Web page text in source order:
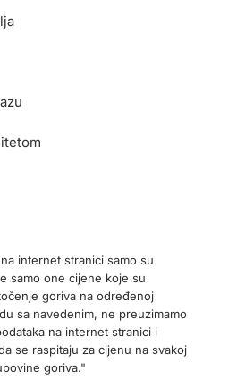
internet stranici samo su
samo one cijene koje su
goriva na određenoj
sa navedenim, ne preuzimamo
na internet stranici i
se raspitaju za cijenu na svakoj
goriva."